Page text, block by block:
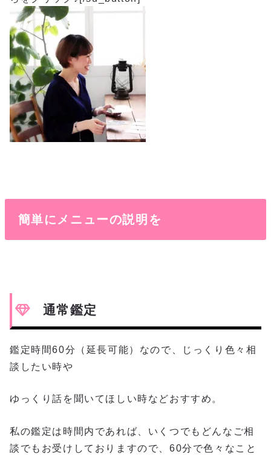
簡単にメニューの説明を
通常鑑定
鑑定時間60分（延長可能）なので、じっくり色々相
談したい時や
ゆっくり話を聞いてほしい時などおすすめ。
私の鑑定は時間内であれば、いくつでもどんなご相
談でもお受けしておりますので、60分で色々なこと